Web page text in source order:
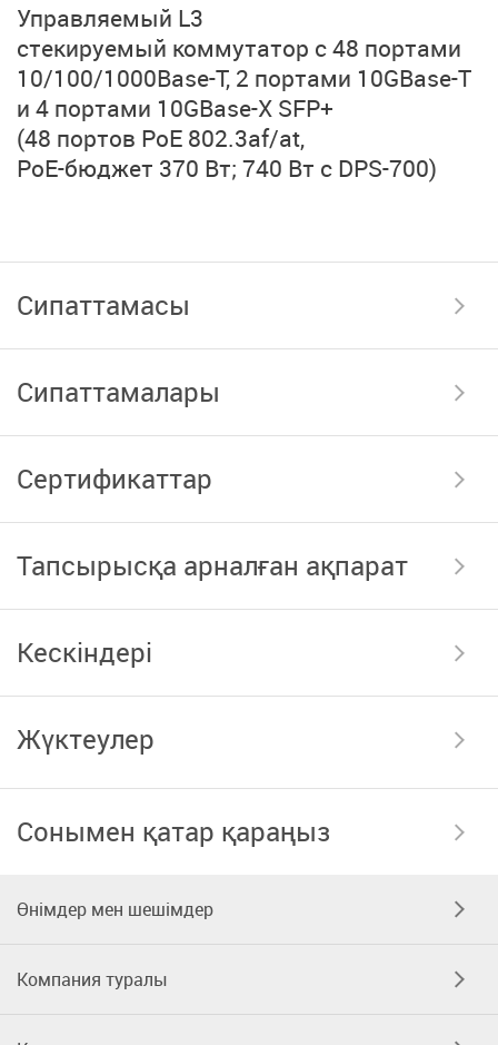
Управляемый L3
стекируемый коммутатор с 48 портами
10/100/1000Base-T, 2 портами 10GBase-T
и 4 портами 10GBase-X SFP+
(48 портов PoE 802.3af/at,
PoE-бюджет 370 Вт; 740 Вт с DPS-700)
Сипаттамасы
Сипаттамалары
Сертификаттар
Тапсырысқа арналған ақпарат
Кескіндері
Жүктеулер
Сонымен қатар қараңыз
Өнімдер мен шешімдер
Компания туралы